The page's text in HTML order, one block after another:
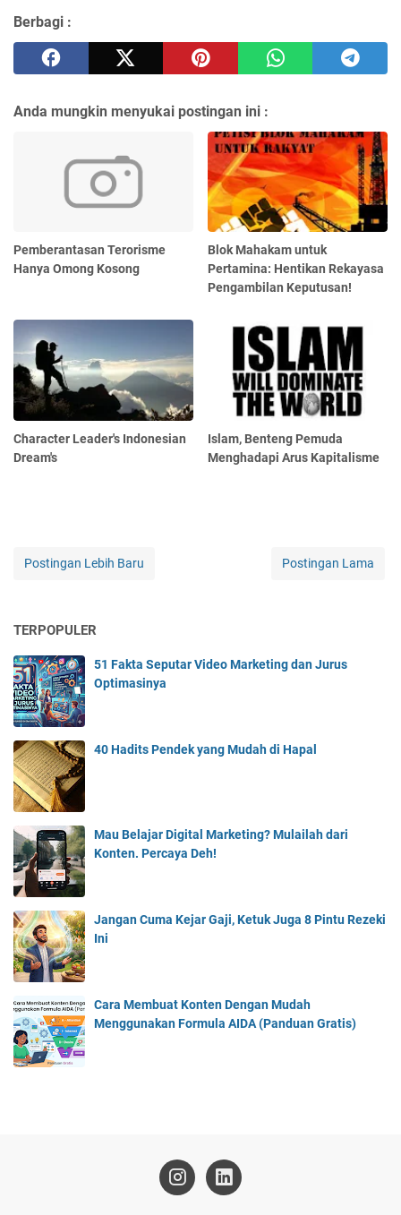
Berbagi :
Anda mungkin menyukai postingan ini :
Pemberantasan Terorisme
Hanya Omong Kosong
Blok Mahakam untuk
Pertamina: Hentikan Rekayasa
Pengambilan Keputusan!
Character Leader's Indonesian
Dream's
Islam, Benteng Pemuda
Menghadapi Arus Kapitalisme
Postingan Lebih Baru Postingan Lama
TERPOPULER
51 Fakta Seputar Video Marketing dan Jurus
Optimasinya
40 Hadits Pendek yang Mudah di Hapal
Mau Belajar Digital Marketing? Mulailah dari
Konten. Percaya Deh!
Jangan Cuma Kejar Gaji, Ketuk Juga 8 Pintu Rezeki
Ini
Cara Membuat Konten Dengan Mudah
Menggunakan Formula AIDA (Panduan Gratis)